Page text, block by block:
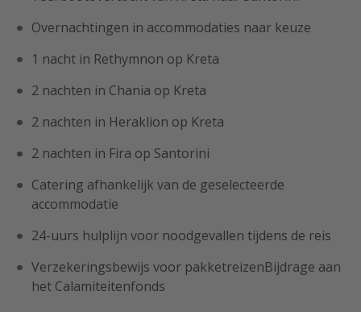
Overnachtingen in accommodaties naar keuze
1 nacht in Rethymnon op Kreta
2 nachten in Chania op Kreta
2 nachten in Heraklion op Kreta
2 nachten in Fira op Santorini
Catering afhankelijk van de geselecteerde
accommodatie
24-uurs hulplijn voor noodgevallen tijdens de reis
Verzekeringsbewijs voor pakketreizenBijdrage aan
het Calamiteitenfonds